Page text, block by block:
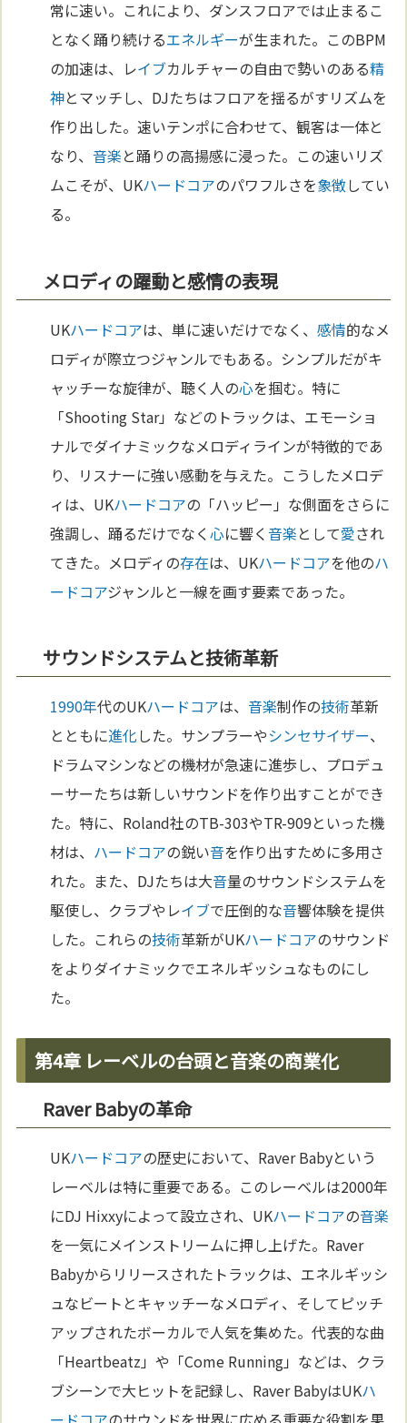
常に速い。これにより、ダンスフロアでは止まるこ
となく踊り続けるエネルギーが生まれた。このBPM
の加速は、レイブカルチャーの自由で勢いのある精
神とマッチし、DJたちはフロアを揺るがすリズムを
作り出した。速いテンポに合わせて、観客は一体と
なり、音楽と踊りの高揚感に浸った。この速いリズ
ムこそが、UKハードコアのパワフルさを象徴してい
る。
メロディの躍動と感情の表現
UKハードコアは、単に速いだけでなく、感情的なメ
ロディが際立つジャンルでもある。シンプルだがキ
ャッチーな旋律が、聴く人の心を掴む。特に
「Shooting Star」などのトラックは、エモーショ
ナルでダイナミックなメロディラインが特徴的であ
り、リスナーに強い感動を与えた。こうしたメロデ
ィは、UKハードコアの「ハッピー」な側面をさらに
強調し、踊るだけでなく心に響く音楽として愛され
てきた。メロディの存在は、UKハードコアを他のハ
ードコアジャンルと一線を画す要素であった。
サウンドシステムと技術革新
1990年代のUKハードコアは、音楽制作の技術革新
とともに進化した。サンプラーやシンセサイザー、
ドラムマシンなどの機材が急速に進歩し、プロデュ
ーサーたちは新しいサウンドを作り出すことができ
た。特に、Roland社のTB-303やTR-909といった機
材は、 ハードコアの鋭い音を作り出すために多用さ
れた。また、DJたちは大音量のサウンドシステムを
駆使し、クラブやレイブで圧倒的な音響体験を提供
した。これらの技術革新がUKハードコアのサウンド
をよりダイナミックでエネルギッシュなものにし
た。
第4章 レーベルの台頭と音楽の商業化
Raver Babyの革命
UKハードコアの歴史において、Raver Babyという
レーベルは特に重要である。このレーベルは2000年
にDJ Hixxyによって設立され、UKハードコアの音楽
を一気にメインストリームに押し上げた。Raver
Babyからリリースされたトラックは、エネルギッシ
ュなビートとキャッチーなメロディ、そしてピッチ
アップされたボーカルで人気を集めた。代表的な曲
「Heartbeatz」や「Come Running」などは、クラ
ブシーンで大ヒットを記録し、Raver BabyはUKハ